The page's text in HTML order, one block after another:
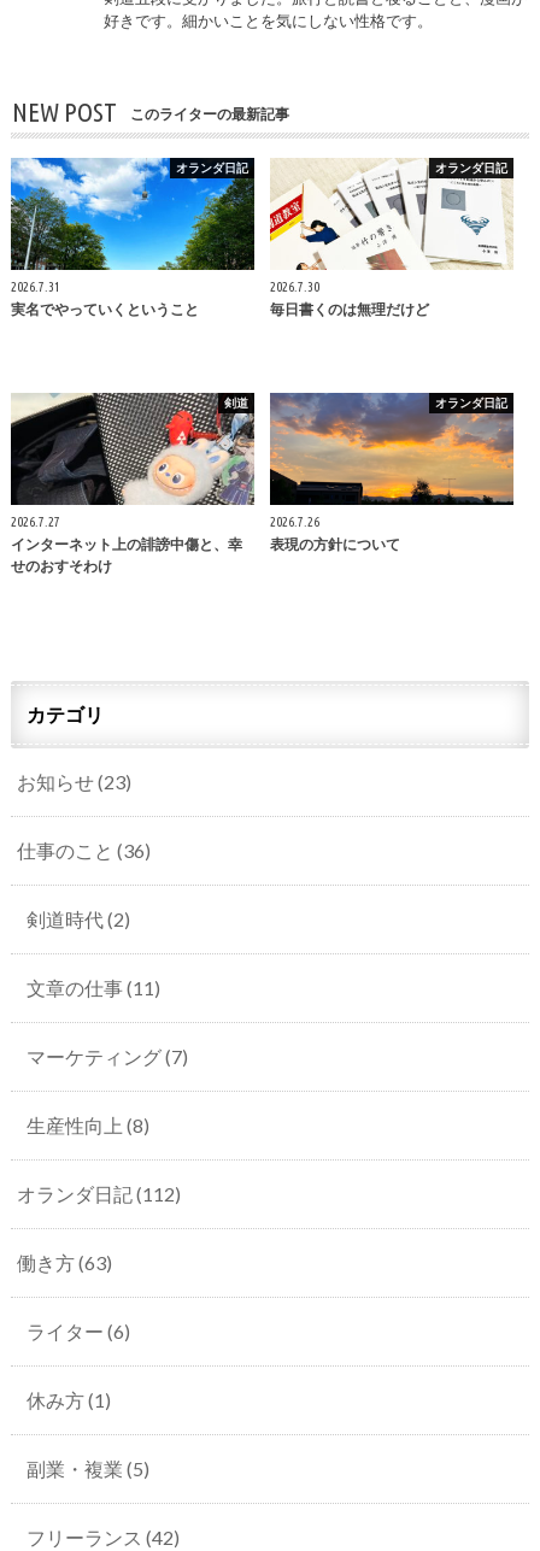
好きです。細かいことを気にしない性格です。
NEW POST このライターの最新記事
オランダ日記
2026.7.31
実名でやっていくということ
オランダ日記
2026.7.30
毎日書くのは無理だけど
剣道
2026.7.27
インターネット上の誹謗中傷と、幸
せのおすそわけ
オランダ日記
2026.7.26
表現の方針について
カテゴリ
お知らせ(23)
仕事のこと (36)
剣道時代(2)
文章の仕事(11)
マーケティング(7)
生産性向上 (8)
オランダ日記(112)
働き方(63)
ライター (6)
休み方(1)
副業・複業 (5)
フリーランス (42)